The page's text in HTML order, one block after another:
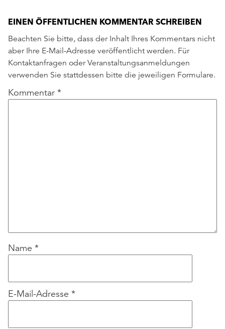
EINEN ÖFFENTLICHEN KOMMENTAR SCHREIBEN
Beachten Sie bitte, dass der Inhalt Ihres Kommentars nicht
aber Ihre E-Mail-Adresse veröffentlicht werden. Für
Kontaktanfragen oder Veranstaltungsanmeldungen
verwenden Sie stattdessen bitte die jeweiligen Formulare.
Kommentar *
Name *
E-Mail-Adresse *